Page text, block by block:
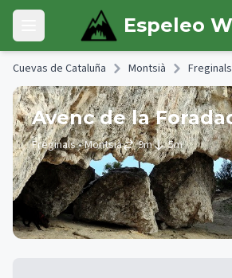
Skip to main content
Open main menu Espeleo
Cuevas de Cataluña Montsià Freginals
Avenc de la
Freginals• Montsià 9m 5m